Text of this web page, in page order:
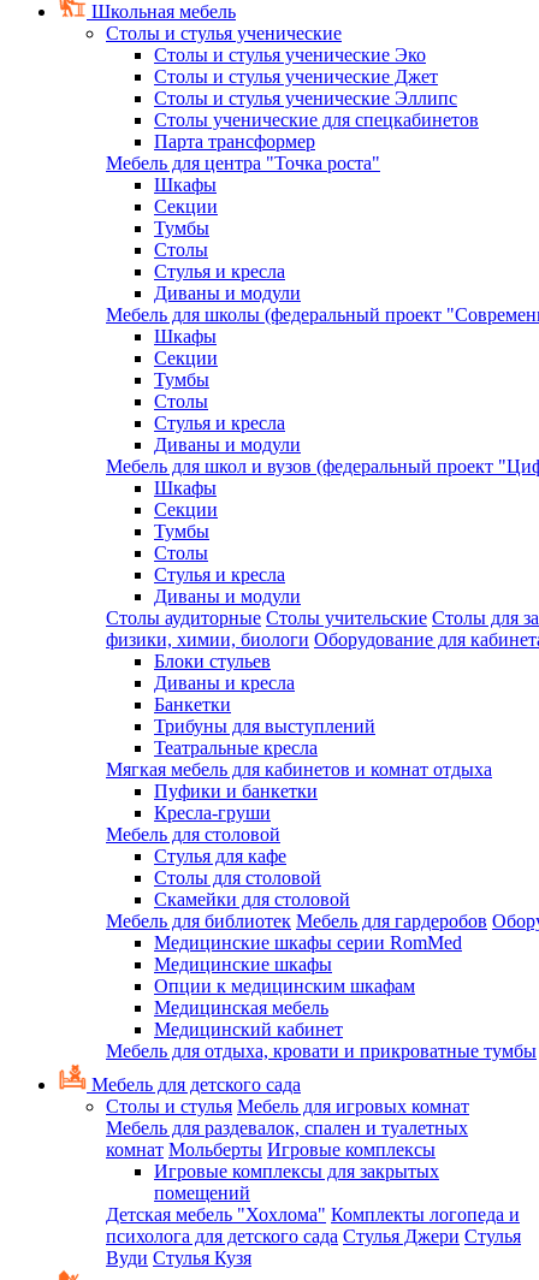
Школьная мебель
Столы и стулья ученические
Столы и стулья ученические Эко
Столы и стулья ученические Джет
Столы и стулья ученические Эллипс
Столы ученические для спецкабинетов
Парта трансформер
Мебель для центра "Точка роста"
Шкафы
Секции
Тумбы
Столы
Стулья и кресла
Диваны и модули
Мебель для школы (федеральный проект
Шкафы
Секции
Тумбы
Столы
Стулья и кресла
Диваны и модули
Мебель для школ и вузов (федеральный проект
Шкафы
Секции
Тумбы
Столы
Стулья и кресла
Диваны и модули
Столы аудиторные Столы учительские Столы для
физики, химии, биологи Оборудование для
Блоки стульев
Диваны и кресла
Банкетки
Трибуны для выступлений
Театральные кресла
Мягкая мебель для кабинетов и комнат отдыха
Пуфики и банкетки
Кресла-груши
Мебель для столовой
Cтулья для кафе
Cтолы для столовой
Скамейки для столовой
Мебель для библиотек Мебель для гардеробов
Медицинские шкафы серии RomMed
Медицинские шкафы
Опции к медицинским шкафам
Медицинская мебель
Медицинский кабинет
Мебель для отдыха, кровати и прикроватные тумбы
Мебель для детского сада
Столы и стулья Мебель для игровых комнат
Мебель для раздевалок, спален и туалетных
комнат Мольберты Игровые комплексы
Игровые комплексы для закрытых
помещений
Детская мебель "Хохлома" Комплекты логопеда и
психолога для детского сада Стулья Джери Стулья
Вуди Стулья Кузя